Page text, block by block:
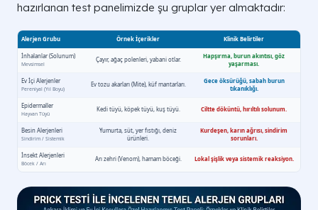
hazırlanan test panelimizde şu gruplar yer almaktadır: